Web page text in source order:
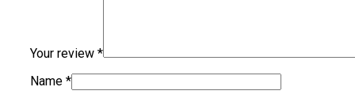
Your review *
Name *